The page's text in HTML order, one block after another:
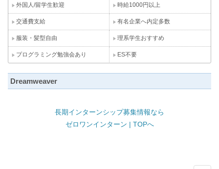
外国人/留学生歓迎 時給1000円以上
交通費支給 有名企業へ内定多数
服装・髪型自由 理系学生おすすめ
プログラミング勉強会あり ES不要
Dreamweaver
長期インターンシップ募集情報なら
ゼロワンインターン | TOPへ